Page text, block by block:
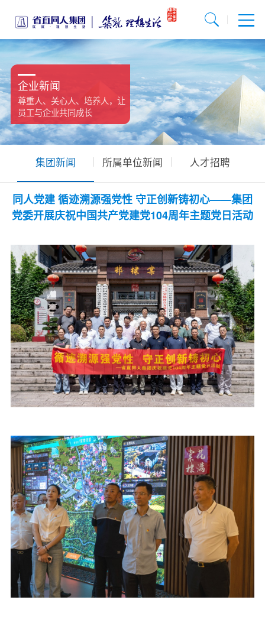
企业新闻
尊重人、关心人、培养人，让
员工与企业共同成长
集团新闻 所属单位新闻 人才招聘
同人党建 循迹溯源强党性 守正创新铸初心——集团
党委开展庆祝中国共产党建党104周年主题党日活动